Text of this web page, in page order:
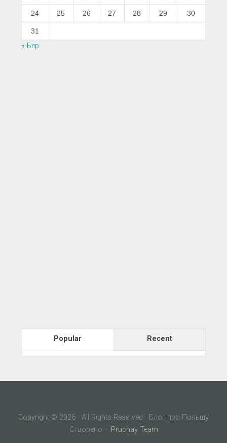
24 25 26 27 28 29 30
31
« Бер
Popular Recent
Copyright © 2026 · All Rights Reserved · Блог про Польщу
Створено – Pruchay Team